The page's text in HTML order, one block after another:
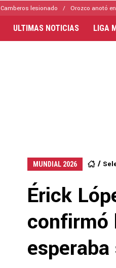
Camberos lesionado Orozco anotó
ULTIMAS NOTICIAS LIGA
MUNDIAL 2026
Érick
confirmó